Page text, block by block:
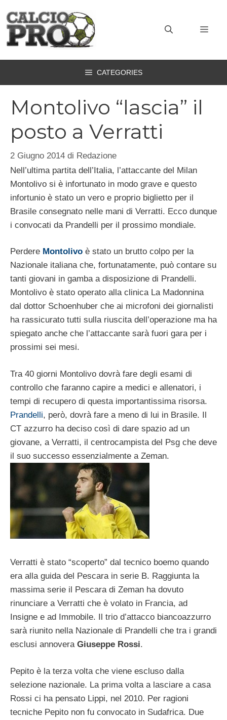
contenuto
CATEGORIES
Montolivo “lascia” il
posto a Verratti
2 Giugno 2014 di Redazione
Nell’ultima partita dell’Italia, l’attaccante del Milan
Montolivo si è infortunato in modo grave e questo
infortunio è stato un vero e proprio biglietto per il
Brasile consegnato nelle mani di Verratti. Ecco dunque
i convocati da Prandelli per il prossimo mondiale.
Perdere Montolivo è stato un brutto colpo per la
Nazionale italiana che, fortunatamente, può contare su
tanti giovani in gamba a disposizione di Prandelli.
Montolivo è stato operato alla clinica La Madonnina
dal dottor Schoenhuber che ai microfoni dei giornalisti
ha rassicurato tutti sulla riuscita dell’operazione ma ha
spiegato anche che l’attaccante sarà fuori gara per i
prossimi sei mesi.
Tra 40 giorni Montolivo dovrà fare degli esami di
controllo che faranno capire a medici e allenatori, i
tempi di recupero di questa importantissima risorsa.
Prandelli, però, dovrà fare a meno di lui in Brasile. Il
CT azzurro ha deciso così di dare spazio ad un
giovane, a Verratti, il centrocampista del Psg che deve
il suo successo essenzialmente a Zeman.
Verratti è stato “scoperto” dal tecnico boemo quando
era alla guida del Pescara in serie B. Raggiunta la
massima serie il Pescara di Zeman ha dovuto
rinunciare a Verratti che è volato in Francia, ad
Insigne e ad Immobile. Il trio d’attacco biancoazzurro
sarà riunito nella Nazionale di Prandelli che tra i grandi
esclusi annovera Giuseppe Rossi.
Pepito è la terza volta che viene escluso dalla
selezione nazionale. La prima volta a lasciare a casa
Rossi ci ha pensato Lippi, nel 2010. Per ragioni
tecniche Pepito non fu convocato in Sudafrica. Due